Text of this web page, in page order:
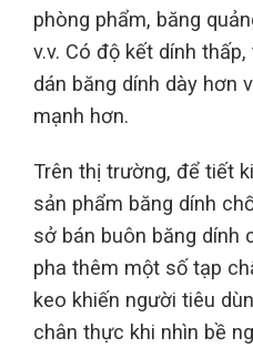
phòng phẩm, băng
v.v. Có độ kết dính
dán băng dính dày hơn
mạnh hơn.
Trên thị trường, để tiết
sản phẩm băng dính
sở bán buôn băng dính
pha thêm một số tạp
keo khiến người tiêu
chân thực khi nhìn bề